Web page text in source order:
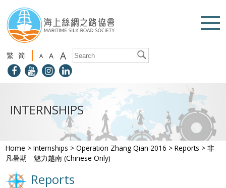
繁 简 A A A
INTERNSHIPS
Home >Internships >Operation Zhang Qian 2016 >Reports >非
凡暑期 魅力越南 (Chinese Only)
Reports